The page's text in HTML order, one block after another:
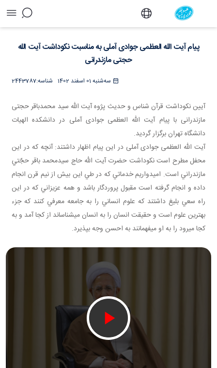
پیام آیت الله العظمی جوادی آملی به مناسبت
نکوداشت آیت الله حجتی مازندرانی - دفتر
پیام آیت الله العظمی جوادی آملی به مناسبت نکوداشت آیت الله
حجتی مازندرانی
سه‌شنبه 01 اسفند 1402 2443787شناسه:
آیین نکوداشت قرآن شناس و حدیث پژوه آیت الله سید محمدباقر حجتی
مازندرانی با پیام آیت الله العظمی جوادی آملی در دانشکده الهیات
دانشگاه تهران برگزار گردید.
آیت الله العظمی جوادی آملی در این پیام اظهار داشتند: آنچه که در اين
محفل مطرح است نکوداشت حضرت آيت الله حاج سيدمحمد باقر حجّتي
مازندراني است. اميدواريم خدماتي که در طي اين بيش از نيم قرن انجام
داده و انجام گرفته است مقبول پروردگار باشد و همه عزيزاني که در اين
راه سعي بليغ داشتند که علوم انساني را به جامعه معرفي کنند که جزء
بهترين علوم است و حقيقت انسان را به انسان مي شناساند از کجا آمد و به
کجا مي رود را به او مي فهمانند به احسن وجه بپذيرد.